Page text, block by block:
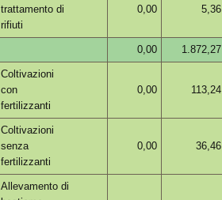
trattamento di
rifiuti
0,00 5,36
0,00 1.872,27
Coltivazioni
con
fertilizzanti
0,00 113,24
Coltivazioni
senza
fertilizzanti
0,00 36,46
Allevamento di